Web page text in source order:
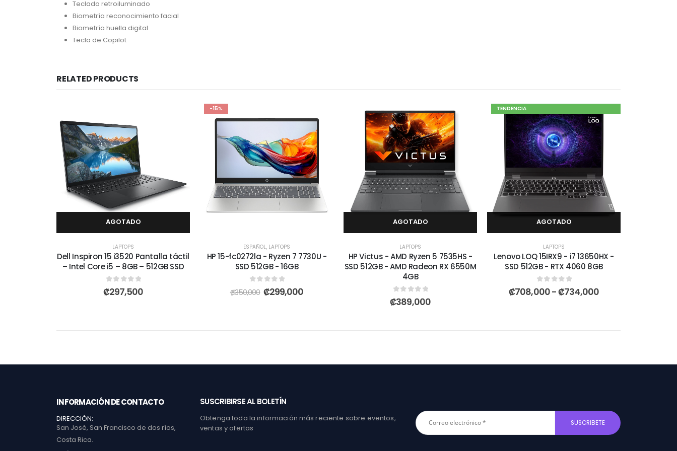
Teclado retroiluminado
Biometría reconocimiento facial
Biometría huella digital
Tecla de Copilot
RELATED PRODUCTS
AGOTADO
LAPTOPS
Dell Inspiron 15 i3520 Pantalla táctil
– Intel Core i5 – 8GB – 512GB SSD
0out of 5
₡297,500
-15%
ESPAÑOL, LAPTOPS
HP 15-fc0272la - Ryzen 7 7730U -
SSD 512GB - 16GB
out of 5
₡350,000 ₡299,000
AGOTADO
LAPTOPS
HP Victus - AMD Ryzen 5 7535HS -
SSD 512GB - AMD Radeon RX 6550M
4GB
0out of 5
₡389,000
TENDENCIA
AGOTADO
LAPTOPS
Lenovo LOQ 15IRX9 - i7 13650HX -
SSD 512GB - RTX 4060 8GB
0out of 5
₡708,000-₡734,000
INFORMACIÓN DE CONTACTO
DIRECCIÓN:
San José, San Francisco de dos ríos,
Costa Rica.
SUSCRIBIRSE AL BOLETÍN
Obtenga toda la información más reciente sobre eventos,
ventas y ofertas